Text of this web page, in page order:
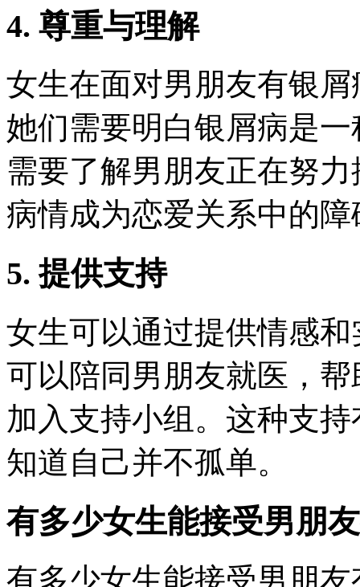
4. 尊重与理解
女生在面对男朋友有银
她们需要明白银屑病是
需要了解男朋友正在努
病情成为恋爱关系中的障
5. 提供支持
女生可以通过提供情感
可以陪同男朋友就医，
加入支持小组。这种支
知道自己并不孤单。
有多少女生能接受男朋
有多少女生能接受男朋